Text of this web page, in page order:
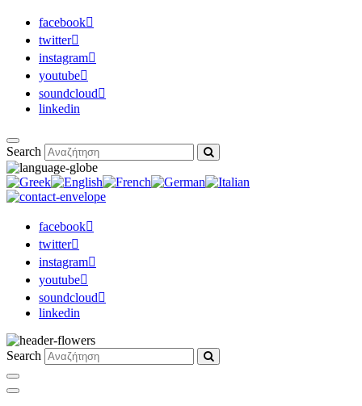
facebook
twitter
instagram
youtube
soundcloud
linkedin
Search
facebook
twitter
instagram
youtube
soundcloud
linkedin
Search